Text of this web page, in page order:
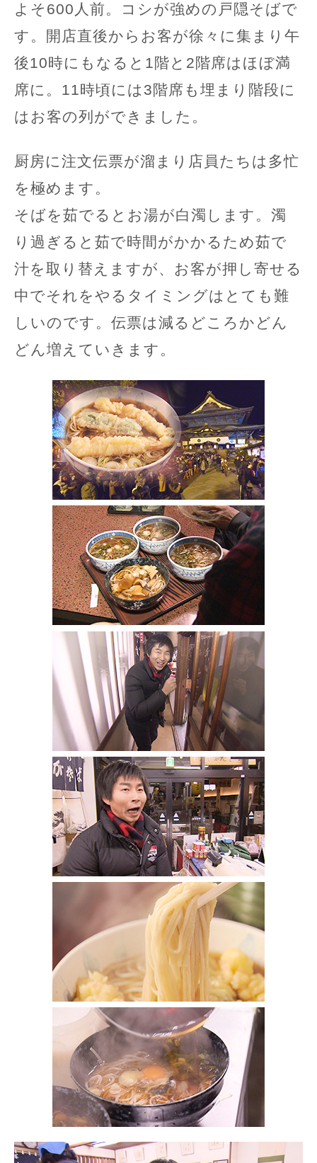
よそ600人前。コシが強めの戸隠そばで
す。開店直後からお客が徐々に集まり午
後10時にもなると1階と2階席はほぼ満
席に。11時頃には3階席も埋まり階段に
はお客の列ができました。
厨房に注文伝票が溜まり店員たちは多忙
を極めます。
そばを茹でるとお湯が白濁します。濁
り過ぎると茹で時間がかかるため茹で
汁を取り替えますが、お客が押し寄せる
中でそれをやるタイミングはとても難
しいのです。伝票は減るどころかどん
どん増えていきます。